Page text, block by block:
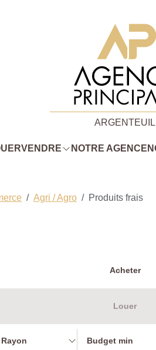
ARGENTEUIL
VENDRE NOTRE AGENCE
Agri / Agro Produits frais
Acheter
Louer
Rayon